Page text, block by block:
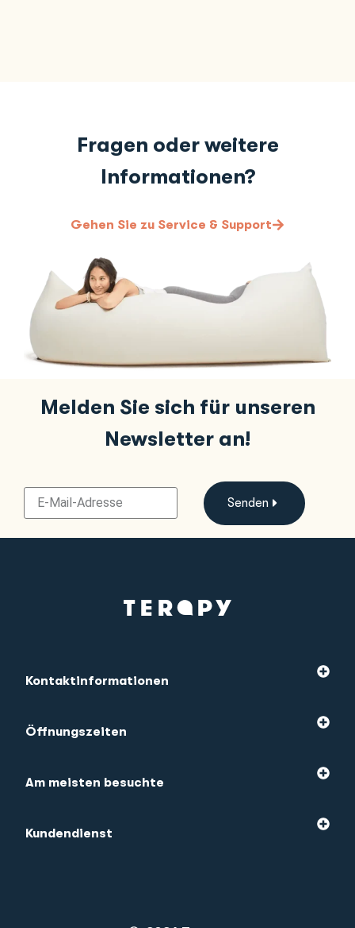
Fragen oder weitere
Informationen?
Gehen Sie zu Service & Support
Melden Sie sich für unseren
Newsletter an!
Senden
Kontaktinformationen
Öffnungszeiten
Am meisten besuchte
Kundendienst